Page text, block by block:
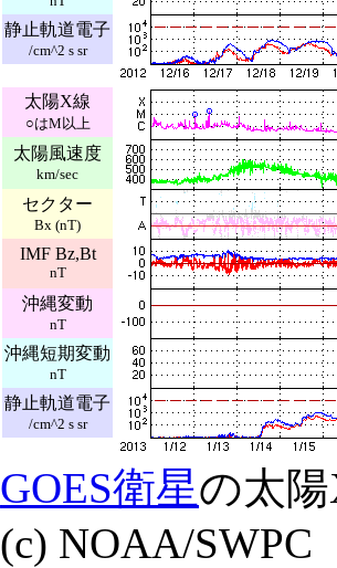
静止軌道電子
/cm^2 s sr
太陽X線
○はM以上
太陽風速度
km/sec
セクター
Bx (nT)
IMF Bz,Bt
nT
沖縄変動
nT
沖縄短期変動
nT
静止軌道電子
/cm^2 s sr
GOES衛星の太
(c) NOAA/SWPC